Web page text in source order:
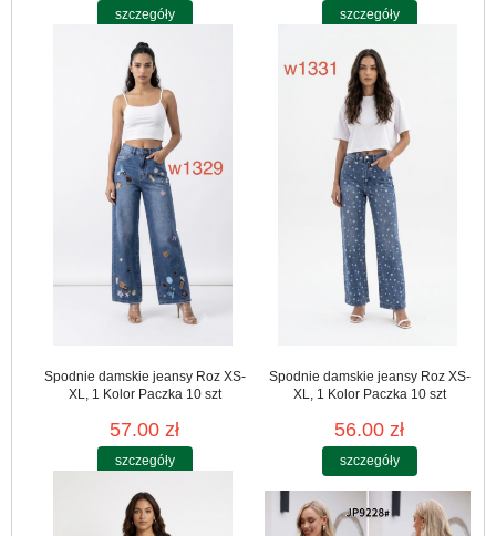
szczegóły szczegóły
Spodnie damskie jeansy Roz XS-
XL, 1 Kolor Paczka 10 szt
57.00 zł
szczegóły
Spodnie damskie jeansy Roz XS-
XL, 1 Kolor Paczka 10 szt
56.00 zł
szczegóły